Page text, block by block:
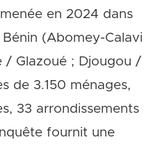
en 2024 dans
(Abomey-Calavi
/ Glazoué ; Djougou /
de 3.150 ménages,
33 arrondissements
fournit une